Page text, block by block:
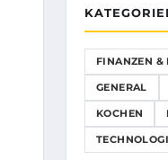
FINANZEN
GENERAL
KOCHEN